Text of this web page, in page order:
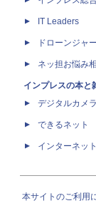
IT Leaders
ドローンジャ
ネッ担お悩み
インプレスの本と
デジタルカメ
できるネット
インターネッ
本サイトのご利用